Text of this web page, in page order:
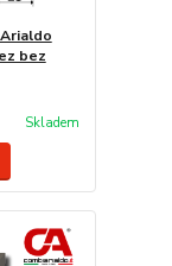
bez
Skladem